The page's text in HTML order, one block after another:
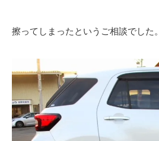
擦ってしまったというご相談でした。